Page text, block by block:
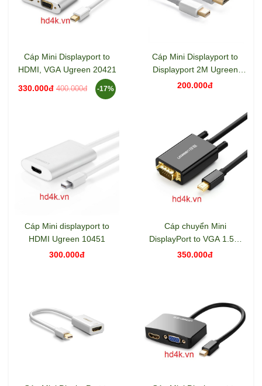
Cáp Mini Displayport to
HDMI, VGA Ugreen 20421
330.000đ 400.000đ -17%
Cáp Mini Displayport to
Displayport 2M Ugreen
10408
200.000đ
Cáp Mini displayport to
HDMI Ugreen 10451
300.000đ
Cáp chuyển Mini
DisplayPort to VGA 1.5m
Ugreen 30596
350.000đ